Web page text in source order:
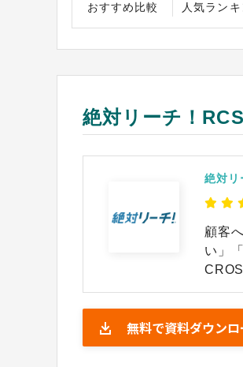
おすすめ比較 人気ラン
絶対リーチ！
絶対リ
顧客
い」
セージングサー
にも
客の
無料で資料ダウンロ